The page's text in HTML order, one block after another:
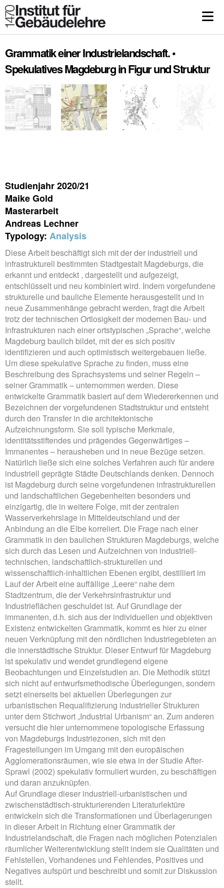
Grammatik einer Industrielandschaft. •
Spekulatives Magdeburg in Figur und Struktur
Studienjahr 2020/21
Maike Gold
Masterarbeit
Andreas Lechner
Typology: Analysis
Diese Arbeit beschäftigt sich mit der der industriell und
infrastrukturell bestimmten Stadtgestalt Magdeburgs, die
erkannt und entdeckt , dargestellt und aufgezeigt,
entschlüsselt und neu kombiniert wird. Indem vorgefundene
strukturelle und bauliche Elemente herausgestellt und in
neue Zusammenhänge gebracht werden, fragt die Arbeit
trotz der technischen Ortlosigkeit der modernen Bau- und
Infrastrukturen nach einer ortstypischen „Sprache“, welche
Magdeburg baulich bildet, mit der es sich positiv
identifizieren und auch optimistisch weitergebauen ließe.
Um diese spekulative Sprache zu finden, muss eine
Beschreibung des Sprachsystems und seiner Regeln –
seiner Grammatik – unternommen werden. Diese
entwickelte Grammatik basiert auf dem Wiedererkennen und
Bezeichnen der vorgefundenen Stadtstruktur und entsteht
durch den Transfer in die architektonische
Aufzeichnungsform. Sie soll typische Merkmale,
identitätsstiftendes und prägendes Gegenwärtiges –
Immanentes – herausheben und in neue Bezüge setzen.
Natürlich ließe sich eine solches Verfahren auch für andere
industriell geprägte Städte Deutschlands denken. Dennoch
ist Magdeburg durch seine vorgefundenen infrastrukturellen
und landschaftlichen Gegebenheiten besonders und
einzigartig, die in weitere Folge, mit der zentralen
Wasserverkehrslage in Mitteldeutschland und der
Anbindung an die Elbe korreliert. Die Frage nach einer
Grammatik in den baulichen Strukturen Magdeburgs, welche
sich durch das Lesen und Aufzeichnen von industriell-
technischen, landschaftlich-strukturellen und
wissenschaftlich-inhaltlichen Ebenen ergibt, destilliert im
Lauf der Arbeit eine auffällige „Leere“ nahe dem
Stadtzentrum, die der Verkehrsinfrastruktur und
Industrieflächen geschuldet ist. Auf Grundlage der
immanenten, d.h. sich aus der individuellen und objektiven
Existenz entwickelten Grammatik, kommt es hier zu einer
neuen Verknüpfung mit den nördlichen Industriegebieten an
die innerstädtische Struktur. Dieser Entwurf für Magdeburg
ist spekulativ und wendet grundlegend eigene
Beobachtungen und Einzelstudien an. Die Methodik stützt
sich nicht auf entwurfsmethodische Überlegungen, sondern
setzt einerseits bei aktuellen Überlegungen zur
urbanistischen Requalifizierung industrieller Strukturen
unter dem Stichwort „Industrial Urbanism“ an. Zum anderen
versucht die hier unternommene topologische Erfassung
von Magdeburgs Industriezonen, sich mit den
Fragestellungen im Umgang mit den europäischen
Agglomerationsräumen, wie sie etwa in der Studie After-
Sprawl (2002) spekulativ formuliert wurden, zu beschäftigen
und daran anzuknüpfen.
Auf Grundlage dieser industriell-urbanistischen und
zwischenstädtisch-strukturierenden Literaturlektüre
entwickeln sich die Transformationen und Überlagerungen
in dieser Arbeit in Richtung einer Grammatik der
Industrielandschaft, die Fragen nach möglichen Potenzialen
räumlicher Weiterentwicklung stellt indem sie Qualitäten und
Fehlstellen, Vorhandenes und Fehlendes, Positives und
Negatives aufspürt und beschreibt und somit zur Diskussion
stellt.